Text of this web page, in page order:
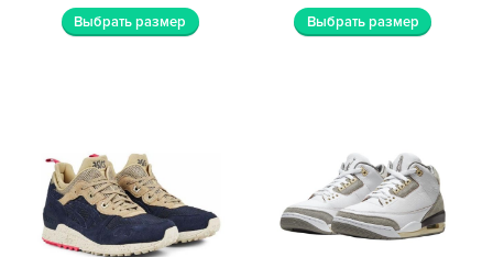
Выбрать размер Выбрать размер